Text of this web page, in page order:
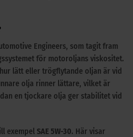
Engineers, som tagit fram
för motoroljans viskositet.
lätt eller trögflytande oljan är vid
olja rinner lättare, vilket är
en tjockare olja ger stabilitet vid
exempel SAE 5W-30. Här visar